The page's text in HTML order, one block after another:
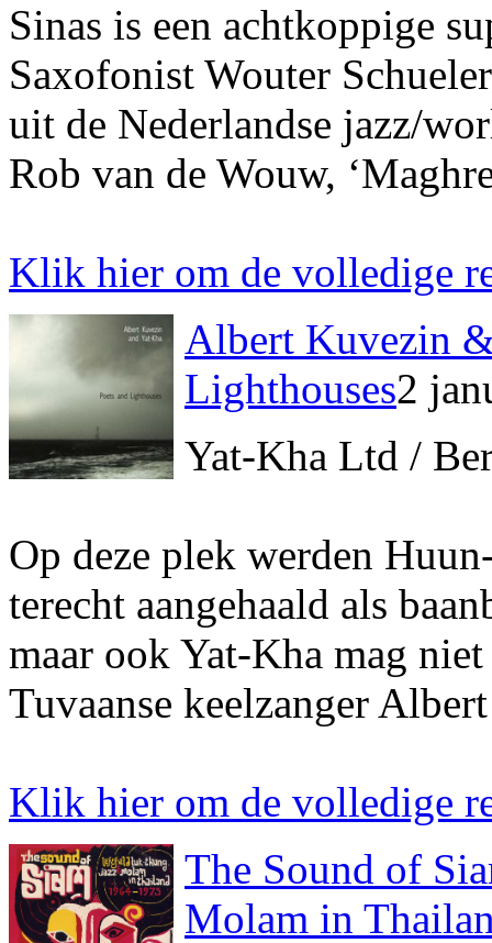
Sinas is een achtkoppige
Saxofonist Wouter
uit de Nederlandse jazz/
Rob van de Wouw,
Klik hier om de volledige
Albert Kuvezin
Lighthouses2
Yat-Kha Ltd /
Op deze plek werden
terecht aangehaald als
maar ook Yat-Kha mag
Tuvaanse keelzanger
Klik hier om de volledige
The Sound of
Molam in